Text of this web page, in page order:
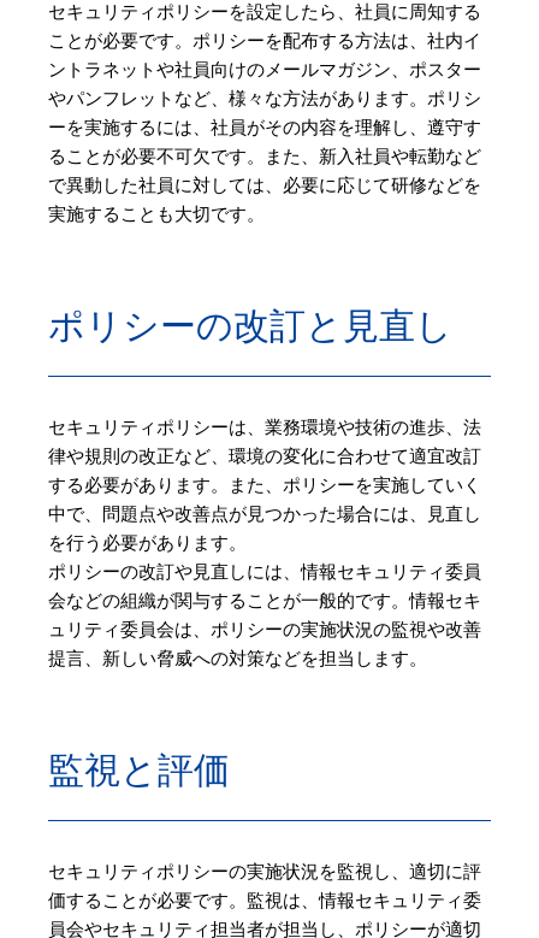
セキュリティポリシーを設定したら、社員に周知する
ことが必要です。ポリシーを配布する方法は、社内イ
ントラネットや社員向けのメールマガジン、ポスター
やパンフレットなど、様々な方法があります。ポリシ
ーを実施するには、社員がその内容を理解し、遵守す
ることが必要不可欠です。また、新入社員や転勤など
で異動した社員に対しては、必要に応じて研修などを
実施することも大切です。
ポリシーの改訂と見直し
セキュリティポリシーは、業務環境や技術の進歩、法
律や規則の改正など、環境の変化に合わせて適宜改訂
する必要があります。また、ポリシーを実施していく
中で、問題点や改善点が見つかった場合には、見直し
を行う必要があります。
ポリシーの改訂や見直しには、情報セキュリティ委員
会などの組織が関与することが一般的です。情報セキ
ュリティ委員会は、ポリシーの実施状況の監視や改善
提言、新しい脅威への対策などを担当します。
監視と評価
セキュリティポリシーの実施状況を監視し、適切に評
価することが必要です。監視は、情報セキュリティ委
員会やセキュリティ担当者が担当し、ポリシーが適切